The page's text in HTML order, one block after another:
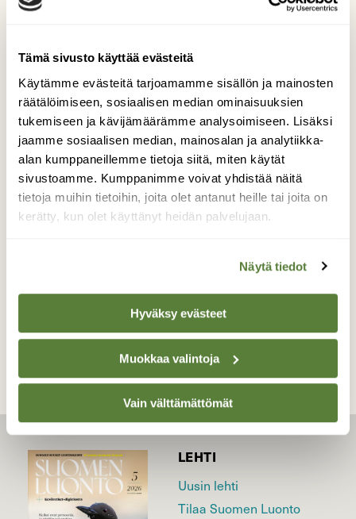
Tämä sivusto käyttää evästeitä
Käytämme evästeitä tarjoamamme sisällön ja mainosten
räätälöimiseen, sosiaalisen median ominaisuuksien
tukemiseen ja kävijämäärämme analysoimiseen. Lisäksi
jaamme sosiaalisen median, mainosalan ja analytiikka-
alan kumppaneillemme tietoja siitä, miten käytät
sivustoamme. Kumppanimme voivat yhdistää näitä
tietoja muihin tietoihin, joita olet antanut heille tai joita on
kerätty, kun olet käyttänyt heidän palvelujaan.
Näytä tiedot
Hyväksy evästeet
Muokkaa valintoja
Vain välttämättömät
Kurkien kokoontuminen
Upeita kurkiparvia laskeutui sänkipelloille
lepäämään ja tankkaamaan pitkää
lentoaan varten
TAKAISIN LISTAAN
LEHTI
Uusin lehti
Tilaa Suomen Luonto